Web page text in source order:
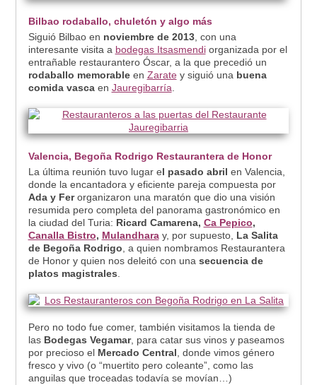
Bilbao rodaballo, chuletón y algo más
Siguió Bilbao en noviembre de 2013, con una
interesante visita a bodegas Itsasmendiorganizada por el
entrañable restaurantero Óscar, a la que precedió un
rodaballo memorableen Zaratey siguió una buena
comida vascaen Jauregibarría
Valencia, Begoña Rodrigo Restaurantera de Honor
La última reunión tuvo lugar el pasado abril en Valencia,
donde la encantadora y eficiente pareja compuesta por
Ada y Ferorganizaron una maratón que dio una visión
resumida pero completa del panorama gastronómico en
la ciudad del Turia: Ricard Camarena, Ca Pepico,
Canalla Bistro, Mulandharay, por supuesto, La Salita
de Begoña Rodrigo , a quien nombramos Restaurantera
de Honor y quien nos deleitó con una secuencia de
platos magistrales
Pero no todo fue comer, también visitamos la tienda de
las Bodegas Vegamar, para catar sus vinos y paseamos
por precioso el Mercado Central , donde vimos género
fresco y vivo (o “muertito pero coleante”, como las
anguilas que troceadas todavía se movían…)